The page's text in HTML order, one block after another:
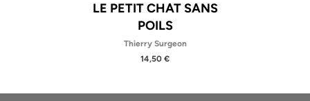
LE PETIT CHAT SANS
POILS
Thierry Surgeon
14,50 €